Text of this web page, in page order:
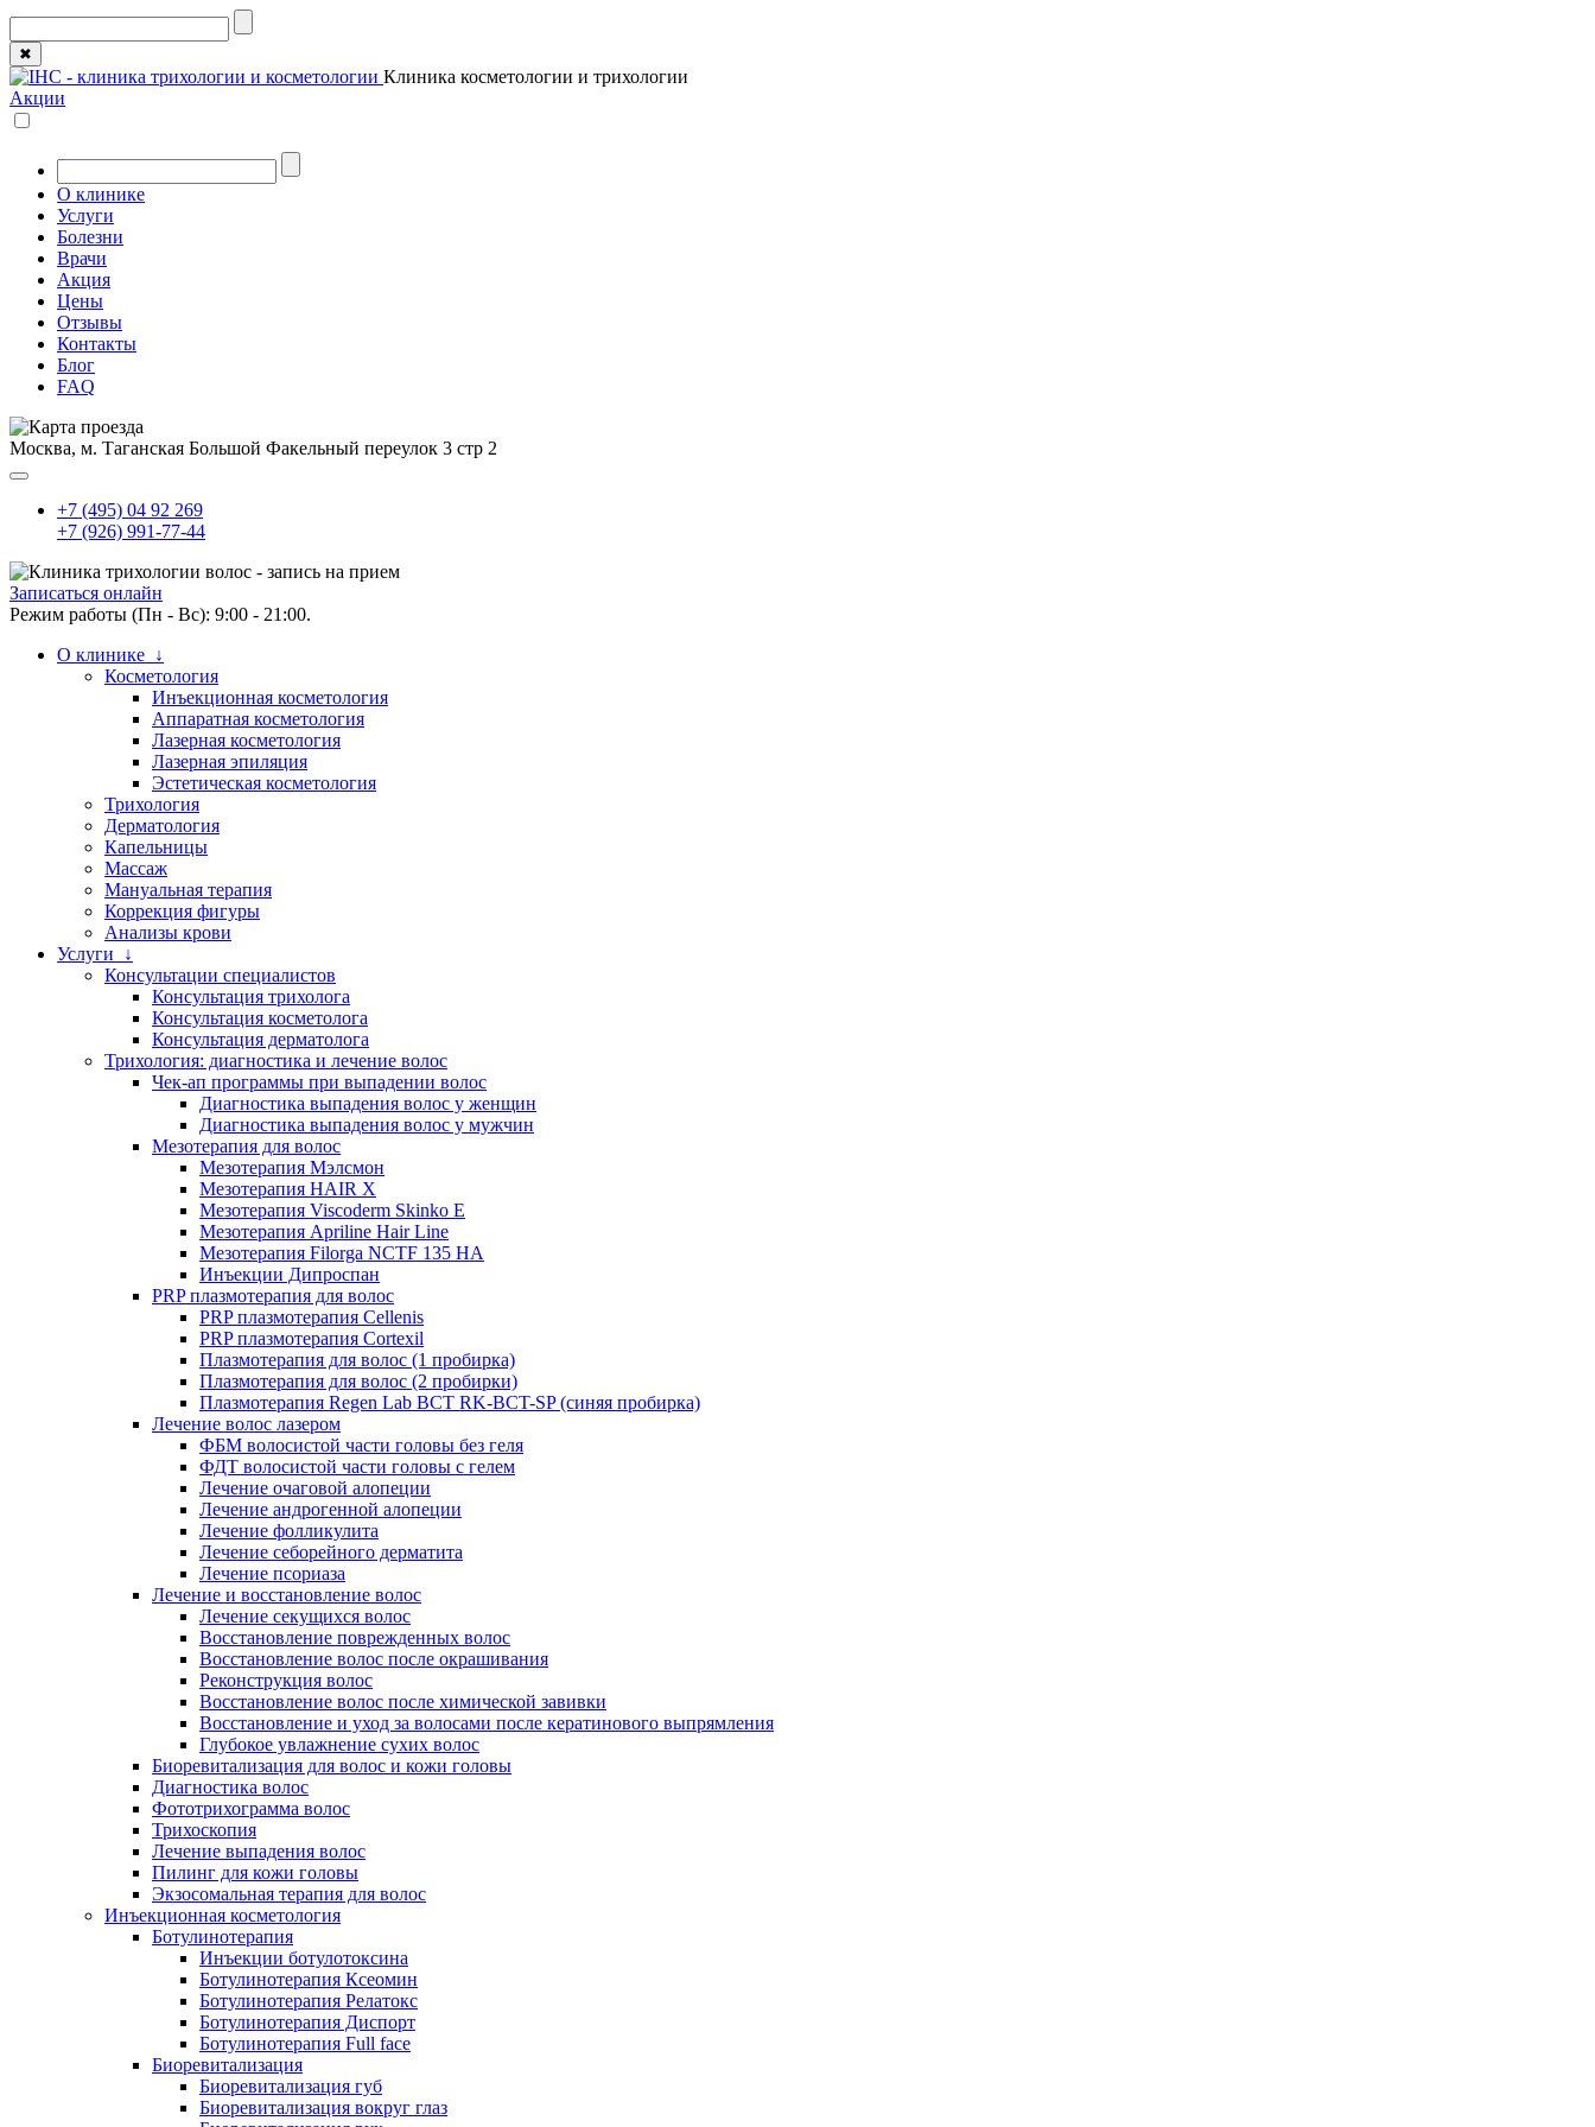
✖
Клиника косметологии и трихологии
Акции
О клинике
Услуги
Болезни
Врачи
Акция
Цены
Отзывы
Контакты
Блог
FAQ
Москва, м. Таганская Большой Факельный переулок 3 стр 2
+7 (495) 04 92 269
+7 (926) 991-77-44
Записаться онлайн
Режим работы (Пн - Вс): 9:00 - 21:00.
О клинике ↓
Косметология
Инъекционная косметология
Аппаратная косметология
Лазерная косметология
Лазерная эпиляция
Эстетическая косметология
Трихология
Дерматология
Капельницы
Массаж
Мануальная терапия
Коррекция фигуры
Анализы крови
Услуги ↓
Консультации специалистов
Консультация трихолога
Консультация косметолога
Консультация дерматолога
Трихология: диагностика и лечение волос
Чек-ап программы при выпадении волос
Диагностика выпадения волос у женщин
Диагностика выпадения волос у мужчин
Мезотерапия для волос
Мезотерапия Мэлсмон
Мезотерапия HAIR X
Мезотерапия Viscoderm Skinko E
Мезотерапия Apriline Hair Line
Мезотерапия Filorga NCTF 135 HA
Инъекции Дипроспан
PRP плазмотерапия для волос
PRP плазмотерапия Cellenis
PRP плазмотерапия Cortexil
Плазмотерапия для волос (1 пробирка)
Плазмотерапия для волос (2 пробирки)
Плазмотерапия Regen Lab BCT RK-BCT-SP (синяя пробирка)
Лечение волос лазером
ФБМ волосистой части головы без геля
ФДТ волосистой части головы с гелем
Лечение очаговой алопеции
Лечение андрогенной алопеции
Лечение фолликулита
Лечение себорейного дерматита
Лечение псориаза
Лечение и восстановление волос
Лечение секущихся волос
Восстановление поврежденных волос
Восстановление волос после окрашивания
Реконструкция волос
Восстановление волос после химической завивки
Восстановление и уход за волосами после кератинового выпрямления
Глубокое увлажнение сухих волос
Биоревитализация для волос и кожи головы
Диагностика волос
Фототрихограмма волос
Трихоскопия
Лечение выпадения волос
Пилинг для кожи головы
Экзосомальная терапия для волос
Инъекционная косметология
Ботулинотерапия
Инъекции ботулотоксина
Ботулинотерапия Ксеомин
Ботулинотерапия Релатокс
Ботулинотерапия Диспорт
Ботулинотерапия Full face
Биоревитализация
Биоревитализация губ
Биоревитализация вокруг глаз